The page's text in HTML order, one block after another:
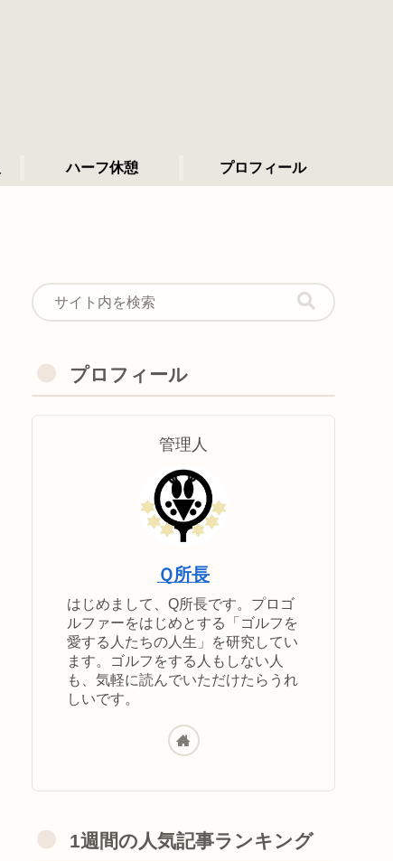
ハーフ休憩 プロフィール
プロフィール
管理人
Ｑ所長
はじめまして、Q所長です。プロゴ
ルファーをはじめとする「ゴルフを
愛する人たちの人生」を研究してい
ます。ゴルフをする人もしない人
も、気軽に読んでいただけたらうれ
しいです。
1週間の人気記事ランキング